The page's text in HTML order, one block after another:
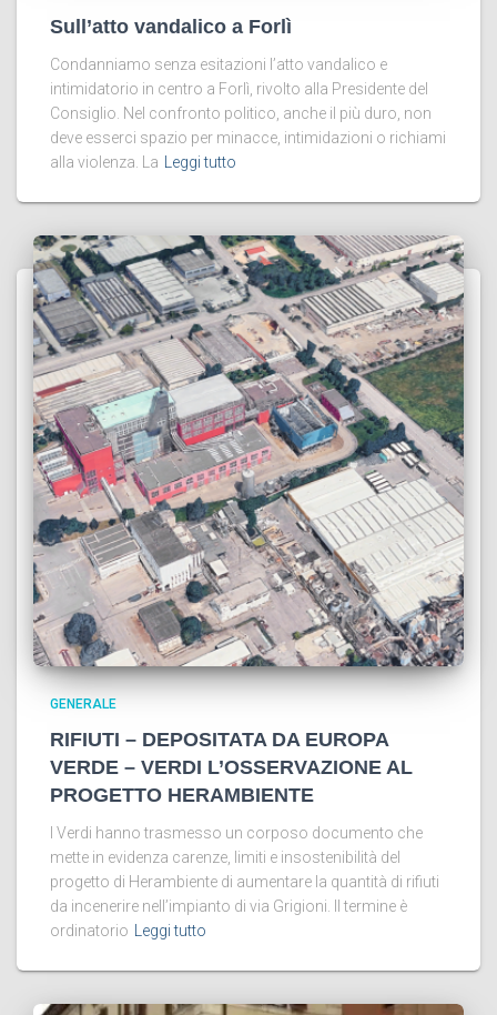
Sull’atto vandalico a Forlì
Condanniamo senza esitazioni l’atto vandalico e
intimidatorio in centro a Forlì, rivolto alla Presidente del
Consiglio. Nel confronto politico, anche il più duro, non
deve esserci spazio per minacce, intimidazioni o richiami
alla violenza. La
Leggi tutto
GENERALE
RIFIUTI – DEPOSITATA DA EUROPA
VERDE – VERDI L’OSSERVAZIONE AL
PROGETTO HERAMBIENTE
I Verdi hanno trasmesso un corposo documento che
mette in evidenza carenze, limiti e insostenibilità del
progetto di Herambiente di aumentare la quantità di rifiuti
da incenerire nell’impianto di via Grigioni. Il termine è
ordinatorio
Leggi tutto